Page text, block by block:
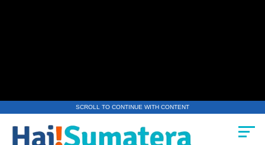
SCROLL TO CONTINUE WITH CONTENT